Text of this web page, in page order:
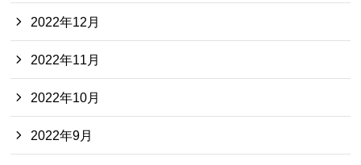
2022年12月
2022年11月
2022年10月
2022年9月